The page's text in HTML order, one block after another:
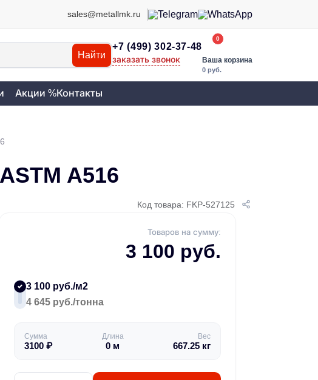
sales@metallmk.ru
Найти
+7 (499) 302-37-48
заказать звонок
0
Ваша корзина
0 руб.
Акции %Контакты
A516
Код товара: FKP-527125
Товаров на сумму:
3 100 руб.
3 100 руб./м2
4 645 руб./тонна
Сумма
3100 ₽
Длина
0 м
Вес
667.25 кг